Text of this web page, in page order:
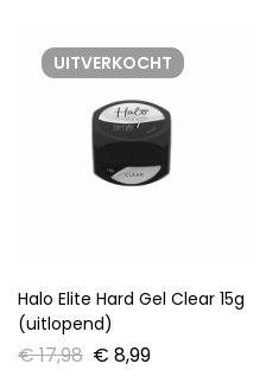
UITVERKOCHT
Halo Elite Hard Gel Clear 15g
(uitlopend)
€17,98 € 8,99